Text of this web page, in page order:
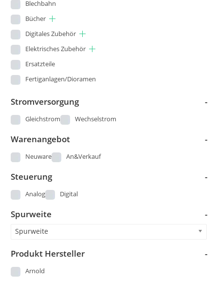
Rivarossi
Roco
Sachsenmodelle
Seuthe
TL-Decals
Trident
Trix
VERO / OWO
Weinert
Blechbahn
Bücher
Digitales Zubehör
Elektrisches Zubehör
Ersatzteile
Fertiganlagen/Dioramen
Kataloge und Pläne
Landschaftsbau
Loks
Modellbau - Sonstige
Märklin 00
Piko DDR Produktion vor 1973
Spielzeug DDR
Straßenbahn
Stromversorgung -
Gleichstrom Wechselstrom
Warenangebot -
Neuware An&Verkauf
Steuerung -
Analog Digital
Spurweite -
Spurweite
Produkt Hersteller -
Arnold